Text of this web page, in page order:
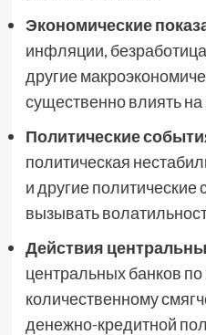
Экономические
инфляции,
другие
существенно влиять
Политические
политическая
и другие политические
вызывать
Действия
центральных банков
количественному
денежно-кредитной